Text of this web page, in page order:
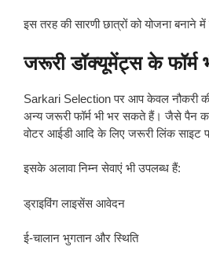
इस तरह की सारणी छात्रों को योजना बनाने
जरूरी डॉक्यूमेंट्स के फॉर्म
Sarkari Selection पर आप केवल नौकरी की
अन्य जरूरी फॉर्म भी भर सकते हैं। जैसे पैन
वोटर आईडी आदि के लिए जरूरी लिंक साइट
इसके अलावा निम्न सेवाएं भी उपलब्ध हैं:
ड्राइविंग लाइसेंस आवेदन
ई-चालान भुगतान और स्थिति